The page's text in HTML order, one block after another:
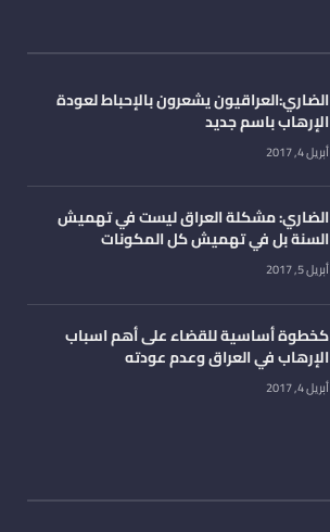
الضاري:العراقيون يشعرون بالإحباط لعودة
الإرهاب باسم جديد
أبريل 4, 2017
الضاري: مشكلة العراق ليست في تهميش
السنة بل في تهميش كل المكونات
أبريل 5, 2017
كخطوة أساسية للقضاء على أهم اسباب
الإرهاب في العراق وعدم عودته
أبريل 4, 2017